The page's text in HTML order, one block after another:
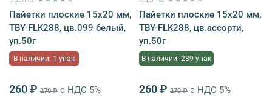
Пайетки плоские 15х20 мм,
TBY-FLK288, цв.099 белый,
уп.50г
В наличии: 1 упак
260 ₽ 270 ₽ с НДС 5%
Пайетки плоские 15х20 мм,
TBY-FLK288, цв.ассорти,
уп.50г
В наличии: 289 упак
260 ₽ 270 ₽ с НДС 5%